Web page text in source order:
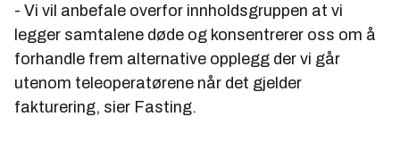
- Vi vil anbefale overfor innholdsgruppen at vi
legger samtalene døde og konsentrerer oss om å
forhandle frem alternative opplegg der vi går
utenom teleoperatørene når det gjelder
fakturering, sier Fasting.